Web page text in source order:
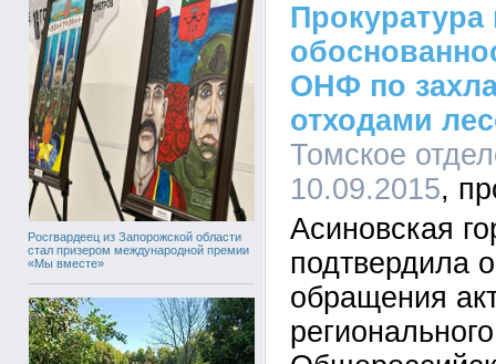
Росгвардеец из Запорожской области
стал призером международной премии
«Мы вместе»
Прокуратура
ОНФ по
отходами
Томское
10.09.2015
Асиновская
подтвердила
обращения